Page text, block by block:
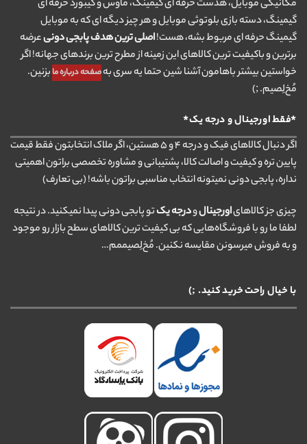
مکانیکی موبایل، هدست حرفه ای گیمینگ، ماوس و کیبورد حرفه ای
گیمینگ، دسته بازی بلوتوثی موبایل و هر چیز دیگه ای که به موبایل
گیمینگ حرفه ای مربوط بشه، هست!اصلی ترین هدف پابجی دونیعرضه
برترین و باکیفیت ترین کالاهای این زمینه از مطرح ترین برندهای جهانه! اگر
خواستین بیشتر باهامون آشنا شین حتما یه سری بهصفحه درباره ما بزنین.
مُخ‌لِصیم. ;)
*فقط اورجینال و درجه یک*
اگر دنبال کالاهای فیک و درجه ۴ و ۵ هستین، اگر ملاک انتخابتون فقط قیمت
پایین تره و کیفیت و اصالت کالا، پشتیبانی و مشاوره تخصصی براتون اهمیتی
نداره، پابجی دونی نمیتونه انتخاب مناسبی براتون باشه! (بی تعارف)
چیزی جز کالاهایاورجینالودرجه یکتو پابجی دونی پیدا نمیکنید. در نتیجه
لطفا ما رو با فروشگاه‌هایی که بی کیفیت ترین کالاهای سطح بازار رو موجود
و به فروش میرسونن مقایسه نکنین. مُخ‌لِصیممم…
با خیال راحت خرید کنید. ;)